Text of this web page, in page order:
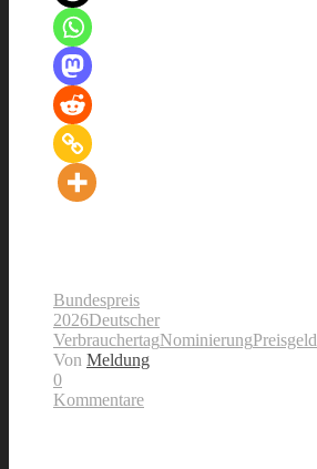
Bundespreis
2026Deutscher
VerbrauchertagNominierungPreisgeld
Von Meldung
0
Kommentare